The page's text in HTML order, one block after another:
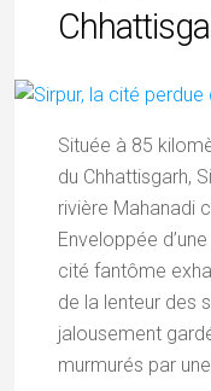
Située à 85
du Chhattisgarh,
rivière Mahanadi
Enveloppée
cité fantôme
de la lenteur des
jalousement
murmurés par